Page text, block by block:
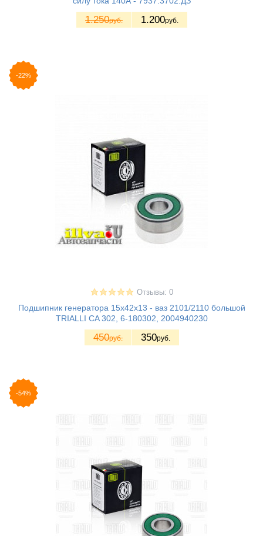
1.250руб. 1.200руб.
-22%
Отзывы: 0
Подшипник генератора 15х42х13 - ваз 2101/2110 большой
TRIALLI CA 302, 6-180302, 2004940230
450руб. 350руб.
-54%